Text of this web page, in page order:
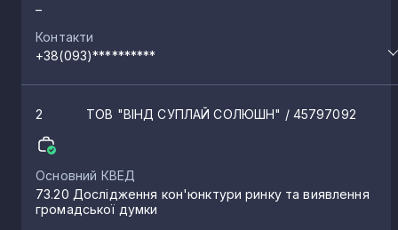
Винятинці
Біла
Вишнівець
–
Контакти
+38(093)**********
2 ТОВ "ВІНД СУПЛАЙ СОЛЮШН" / 45797092
Основний КВЕД
73.20 Дослідження кон'юнктури ринку та виявлення
громадської думки